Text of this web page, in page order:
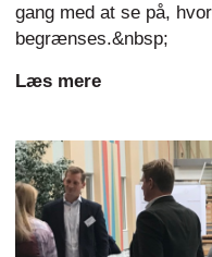
gang med at se på,
begrænses.&nbsp;
Læs mere